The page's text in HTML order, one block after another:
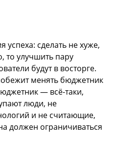
успеха: сделать не хуже,
то улучшить пару
будут в восторге.
менять бюджетник
— всё-таки,
люди, не
и не считающие,
должен ограничиваться